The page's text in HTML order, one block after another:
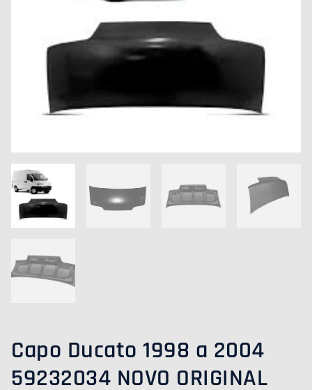
Capo Ducato 1998 a 2004
59232034 NOVO ORIGINAL